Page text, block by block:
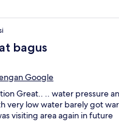
bagus
Google
Great.. .. water pressure
very low water barely got
visiting area again in future